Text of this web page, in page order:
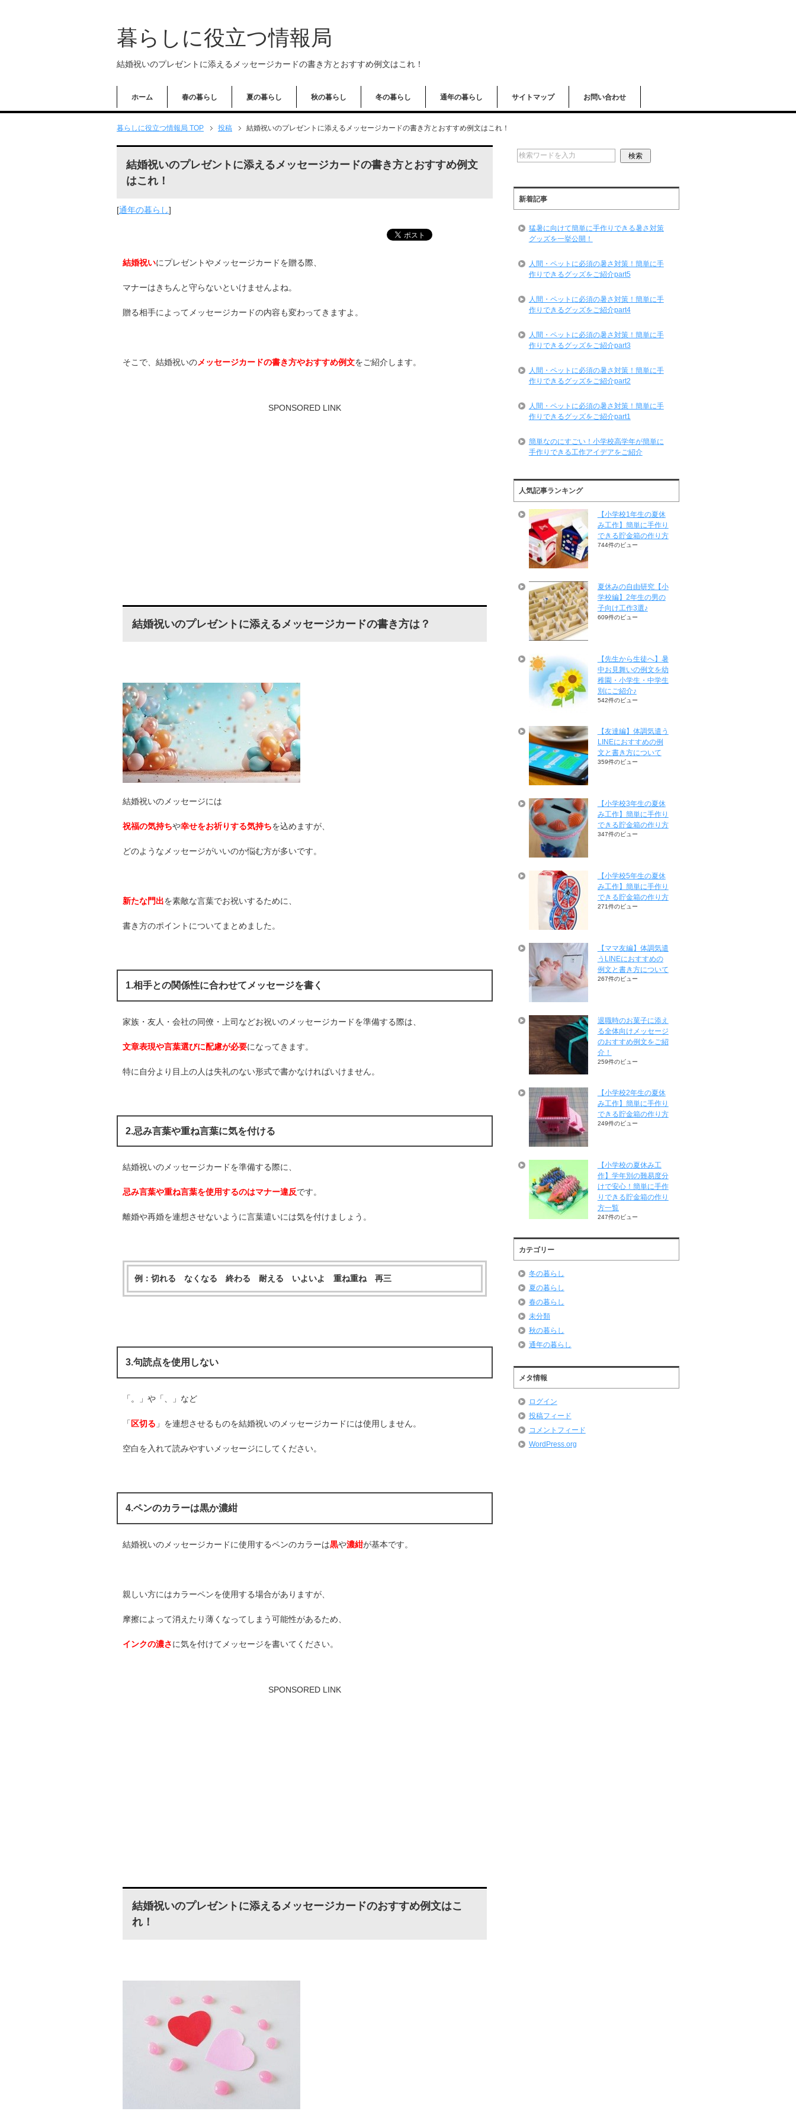
暮らしに役立つ情報局
結婚祝いのプレゼントに添えるメッセージカードの書き方とおすすめ例文はこれ！
ホーム 春の暮らし 夏の暮らし 秋の暮らし 冬の暮らし 通年の暮らし サイトマップ お問い合わせ
暮らしに役立つ情報局 TOP 投稿 結婚祝いのプレゼントに添えるメッセージカードの書き方とおすすめ例文はこれ！
結婚祝いのプレゼントに添えるメッセージカードの書き方とおすすめ例文
はこれ！
[通年の暮らし]
結婚祝いにプレゼントやメッセージカードを贈る際、
マナーはきちんと守らないといけませんよね。
贈る相手によってメッセージカードの内容も変わってきますよ。
そこで、結婚祝いのメッセージカードの書き方やおすすめ例文をご紹介します。
SPONSORED LINK
結婚祝いのプレゼントに添えるメッセージカードの書き方は？
結婚祝いのメッセージには
祝福の気持ちや幸せをお祈りする気持ちを込めますが、
どのようなメッセージがいいのか悩む方が多いです。
新たな門出を素敵な言葉でお祝いするために、
書き方のポイントについてまとめました。
1.相手との関係性に合わせてメッセージを書く
家族・友人・会社の同僚・上司などお祝いのメッセージカードを準備する際は、
文章表現や言葉選びに配慮が必要になってきます。
特に自分より目上の人は失礼のない形式で書かなければいけません。
2.忌み言葉や重ね言葉に気を付ける
結婚祝いのメッセージカードを準備する際に、
忌み言葉や重ね言葉を使用するのはマナー違反です。
離婚や再婚を連想させないように言葉遣いには気を付けましょう。
例：切れる なくなる 終わる 耐える いよいよ 重ね重ね 再三
3.句読点を使用しない
「。」や「、」など
「 区切る 」を連想させるものを結婚祝いのメッセージカードには使用しません。
空白を入れて読みやすいメッセージにしてください。
4.ペンのカラーは黒か濃紺
結婚祝いのメッセージカードに使用するペンのカラーは黒や濃紺が基本です。
親しい方にはカラーペンを使用する場合がありますが、
摩擦によって消えたり薄くなってしまう可能性があるため、
インクの濃さに気を付けてメッセージを書いてください。
SPONSORED LINK
結婚祝いのプレゼントに添えるメッセージカードのおすすめ例文はこ
れ！
新着記事
猛暑に向けて簡単に手作りできる暑さ対策
グッズを一挙公開！
人間・ペットに必須の暑さ対策！簡単に手
作りできるグッズをご紹介part5
人間・ペットに必須の暑さ対策！簡単に手
作りできるグッズをご紹介part4
人間・ペットに必須の暑さ対策！簡単に手
作りできるグッズをご紹介part3
人間・ペットに必須の暑さ対策！簡単に手
作りできるグッズをご紹介part2
人間・ペットに必須の暑さ対策！簡単に手
作りできるグッズをご紹介part1
簡単なのにすごい！小学校高学年が簡単に
手作りできる工作アイデアをご紹介
人気記事ランキング
【小学校1年生の夏休
み工作】簡単に手作り
できる貯金箱の作り方
744件のビュー
夏休みの自由研究【小
学校編】2年生の男の
子向け工作3選♪
609件のビュー
【先生から生徒へ】暑
中お見舞いの例文を幼
稚園・小学生・中学生
別にご紹介♪
542件のビュー
【友達編】体調気遣う
LINEにおすすめの例
文と書き方について
359件のビュー
【小学校3年生の夏休
み工作】簡単に手作り
できる貯金箱の作り方
347件のビュー
【小学校5年生の夏休
み工作】簡単に手作り
できる貯金箱の作り方
271件のビュー
【ママ友編】体調気遣
うLINEにおすすめの
例文と書き方について
267件のビュー
退職時のお菓子に添え
る全体向けメッセージ
のおすすめ例文をご紹
介！
259件のビュー
【小学校2年生の夏休
み工作】簡単に手作り
できる貯金箱の作り方
249件のビュー
【小学校の夏休み工
作】学年別の難易度分
けで安心！簡単に手作
りできる貯金箱の作り
方一覧
247件のビュー
カテゴリー
冬の暮らし
夏の暮らし
春の暮らし
未分類
秋の暮らし
通年の暮らし
メタ情報
ログイン
投稿フィード
コメントフィード
WordPress.org